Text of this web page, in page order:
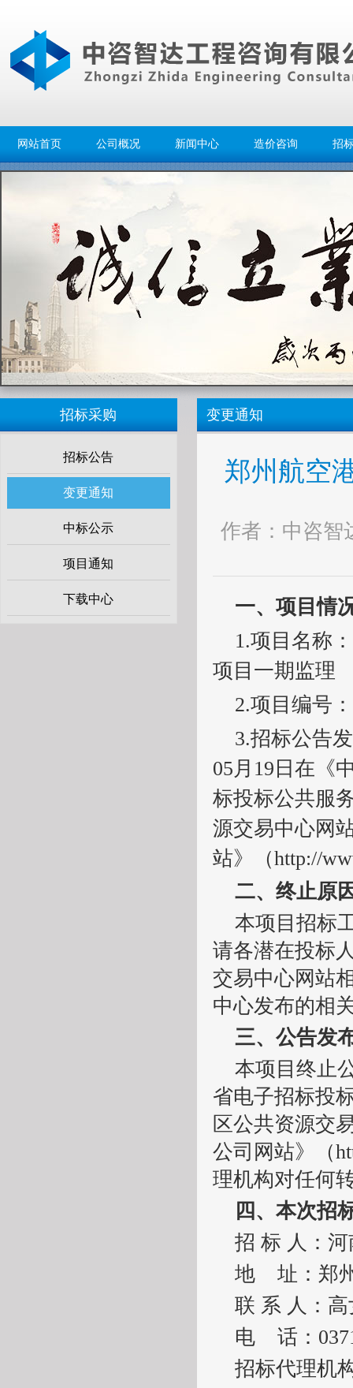
网站首页 公司概况 新闻中心 造价咨询 招
招标采购
招标公告
变更通知
中标公示
项目通知
下载中心
变更通知
郑州航空
作者：中咨
一、项目情
1.项目名称
项目一期监理
2.项目编号
3.招标公告
05月19日在《
标投标公共服
源交易中心网
站》（http://
二、终止原
本项目招标
请各潜在投标
交易中心网站
中心发布的相
三、公告发
本项目终止
省电子招标投
区公共资源交
公司网站》（
理机构对任何
四、本次招
招 标 人：
地
址：郑
联 系 人：
电
话：
招标代理机